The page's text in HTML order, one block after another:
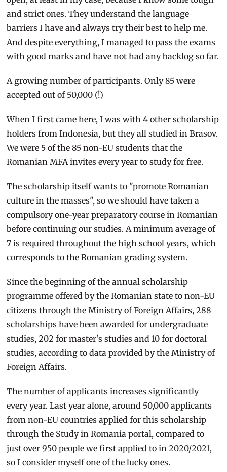
and strict ones. They understand the language
barriers I have and always try their best to help me.
And despite everything, I managed to pass the exams
with good marks and have not had any backlog so far.
A growing number of participants. Only 85 were
accepted out of 50,000 (!)
When I first came here, I was with 4 other scholarship
holders from Indonesia, but they all studied in Brasov.
We were 5 of the 85 non-EU students that the
Romanian MFA invites every year to study for free.
The scholarship itself wants to "promote Romanian
culture in the masses", so we should have taken a
compulsory one-year preparatory course in Romanian
before continuing our studies. A minimum average of
7 is required throughout the high school years, which
corresponds to the Romanian grading system.
Since the beginning of the annual scholarship
programme offered by the Romanian state to non-EU
citizens through the Ministry of Foreign Affairs, 288
scholarships have been awarded for undergraduate
studies, 202 for master's studies and 10 for doctoral
studies, according to data provided by the Ministry of
Foreign Affairs.
The number of applicants increases significantly
every year. Last year alone, around 50,000 applicants
from non-EU countries applied for this scholarship
through the Study in Romania portal, compared to
just over 950 people we first applied to in 2020/2021,
so I consider myself one of the lucky ones.